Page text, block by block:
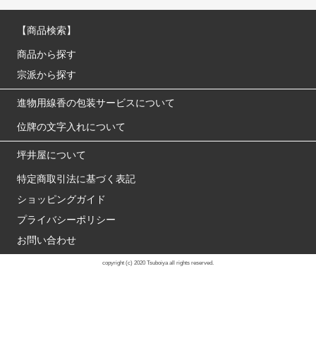
【商品検索】
商品から探す
宗派から探す
進物用線香の包装サービスについて
位牌の文字入れについて
坪井屋について
特定商取引法に基づく表記
ショッピングガイド
プライバシーポリシー
お問い合わせ
copyright (c) 2020 Tsuboiya all rights reserved.